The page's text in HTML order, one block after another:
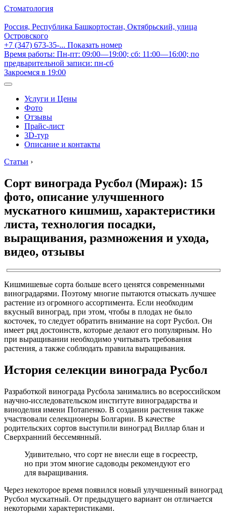
Стоматология
Россия, Республика Башкортостан, Октябрьский, улица
Островского
+7 (347) 673-35-... Показать номер
Время работы: Пн-пт: 09:00—19:00; сб: 11:00—16:00; по
предварительной записи: пн-сб
Закроемся в 19:00
Услуги и Цены
Фото
Отзывы
Прайс-лист
3D-тур
Описание и контакты
Статьи ›
Сорт винограда Русбол (Мираж): 15
фото, описание улучшенного
мускатного кишмиш, характеристики
листа, технология посадки,
выращивания, размножения и ухода,
видео, отзывы
Кишмишевые сорта больше всего ценятся современными
виноградарями. Поэтому многие пытаются отыскать лучшее
растение из огромного ассортимента. Если необходим
вкусный виноград, при этом, чтобы в плодах не было
косточек, то следует обратить внимание на сорт Русбол. Он
имеет ряд достоинств, которые делают его популярным. Но
при выращивании необходимо учитывать требования
растения, а также соблюдать правила выращивания.
История селекции винограда Русбол
Разработкой винограда Русбола занимались во всероссийском
научно-исследовательском институте виноградарства и
виноделия имени Потапенко. В создании растения также
участвовали селекционеры Болгарии. В качестве
родительских сортов выступили виноград Виллар блан и
Сверхранний бессемянный.
Удивительно, что сорт не внесли еще в госреестр,
но при этом многие садоводы рекомендуют его
для выращивания.
Через некоторое время появился новый улучшенный виноград
Русбол мускатный. От предыдущего вариант он отличается
некоторыми характеристиками.